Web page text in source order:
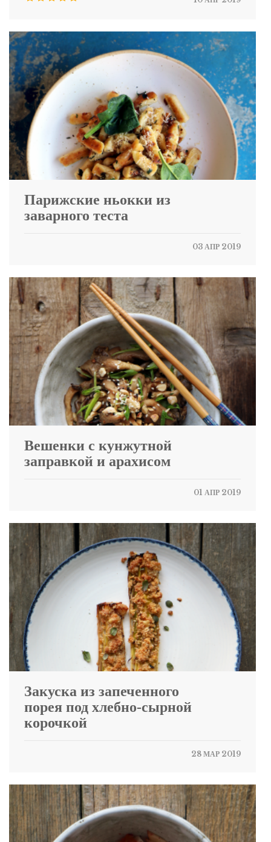
Парижские ньокки из
заварного теста
03 АПР 2019
Вешенки с кунжутной
заправкой и арахисом
01 АПР 2019
Закуска из запеченного
порея под хлебно-сырной
корочкой
28 МАР 2019